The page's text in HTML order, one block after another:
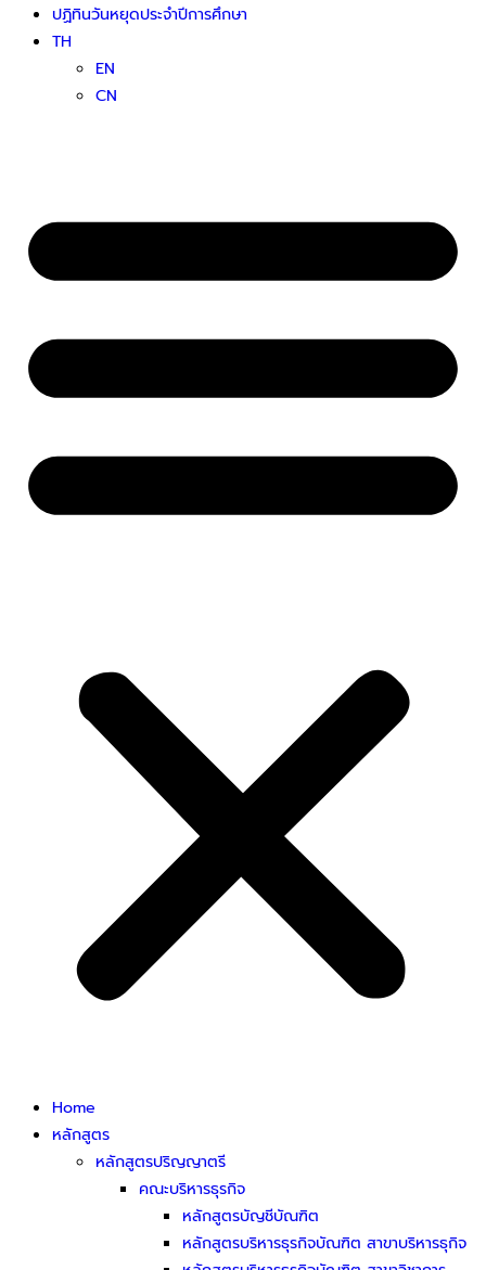
ปฏิทินวันหยุดประจำปีการศึกษา
TH
EN
CN
Home
หลักสูตร
หลักสูตรปริญญาตรี
คณะบริหารธุรกิจ
หลักสูตรบัญชีบัณฑิต
หลักสูตรบริหารธุรกิจบัณฑิต สาขาบริหารธุกิจ